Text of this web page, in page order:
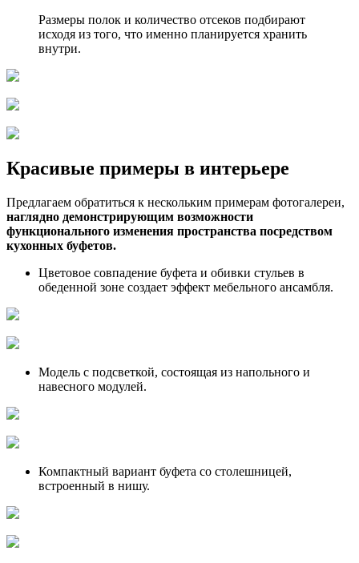
Размеры полок и количество отсеков подбирают
исходя из того, что именно планируется хранить
внутри.
Красивые примеры в интерьере
Предлагаем обратиться к нескольким примерам фотогалереи,
наглядно демонстрирующим возможности
функционального изменения пространства посредством
кухонных буфетов.
Цветовое совпадение буфета и обивки стульев в
обеденной зоне создает эффект мебельного ансамбля.
Модель с подсветкой, состоящая из напольного и
навесного модулей.
Компактный вариант буфета со столешницей,
встроенный в нишу.